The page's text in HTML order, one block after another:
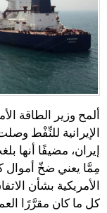
ألمح وزير الطاقة
الإيرانية للنِّفْط
إيران، مضيفًا أنها
مِمَّا يعني ضخّ أموال
الأمريكية بشأن
كل ما كان مقرَّرًا